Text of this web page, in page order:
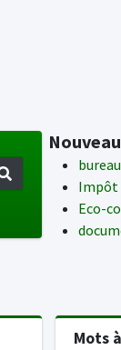
Impôt
Eco-
Mots